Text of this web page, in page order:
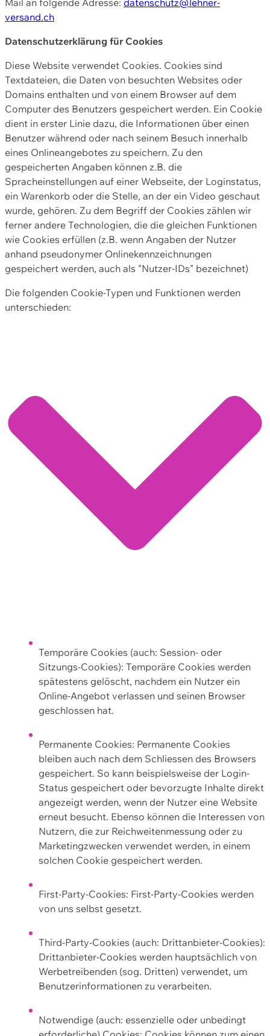
versand.ch
Datenschutzerklärung für Cookies
Diese Website verwendet Cookies. Cookies sind
Textdateien, die Daten von besuchten Websites oder
Domains enthalten und von einem Browser auf dem
Computer des Benutzers gespeichert werden. Ein Cookie
dient in erster Linie dazu, die Informationen über einen
Benutzer während oder nach seinem Besuch innerhalb
eines Onlineangebotes zu speichern. Zu den
gespeicherten Angaben können z.B. die
Spracheinstellungen auf einer Webseite, der Loginstatus,
ein Warenkorb oder die Stelle, an der ein Video geschaut
wurde, gehören. Zu dem Begriff der Cookies zählen wir
ferner andere Technologien, die die gleichen Funktionen
wie Cookies erfüllen (z.B. wenn Angaben der Nutzer
anhand pseudonymer Onlinekennzeichnungen
gespeichert werden, auch als "Nutzer-IDs" bezeichnet)
Die folgenden Cookie-Typen und Funktionen werden
unterschieden:
Temporäre Cookies (auch: Session- oder
Sitzungs-Cookies): Temporäre Cookies werden
spätestens gelöscht, nachdem ein Nutzer ein
Online-Angebot verlassen und seinen Browser
geschlossen hat.
Permanente Cookies: Permanente Cookies
bleiben auch nach dem Schliessen des Browsers
gespeichert. So kann beispielsweise der Login-
Status gespeichert oder bevorzugte Inhalte direkt
angezeigt werden, wenn der Nutzer eine Website
erneut besucht. Ebenso können die Interessen von
Nutzern, die zur Reichweitenmessung oder zu
Marketingzwecken verwendet werden, in einem
solchen Cookie gespeichert werden.
First-Party-Cookies: First-Party-Cookies werden
von uns selbst gesetzt.
Third-Party-Cookies (auch: Drittanbieter-Cookies):
Drittanbieter-Cookies werden hauptsächlich von
Werbetreibenden (sog. Dritten) verwendet, um
Benutzerinformationen zu verarbeiten.
Notwendige (auch: essenzielle oder unbedingt